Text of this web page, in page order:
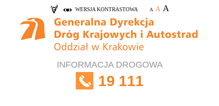
WERSJA KONTRASTOWA A A A
INFORMACJA DROGOWA
19 111